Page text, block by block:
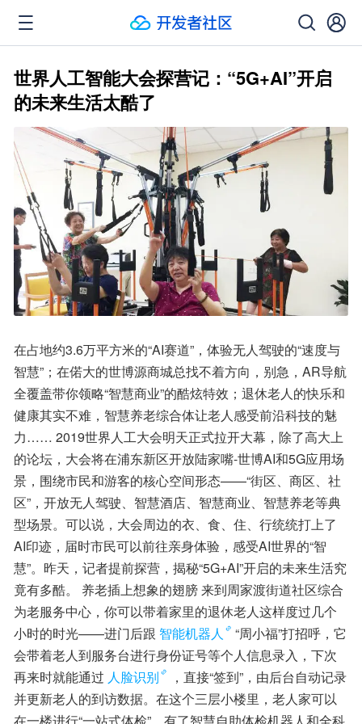
世界人工智能大会探营记：“5G+AI”开启
的未来生活太酷了
在占地约3.6万平方米的“AI赛道”，体验无人驾驶的“速度与
智慧”；在偌大的世博源商城总找不着方向，别急，AR导航
全覆盖带你领略“智慧商业”的酷炫特效；退休老人的快乐和
健康其实不难，智慧养老综合体让老人感受前沿科技的魅
力…… 2019世界人工大会明天正式拉开大幕，除了高大上
的论坛，大会将在浦东新区开放陆家嘴-世博AI和5G应用场
景，围绕市民和游客的核心空间形态——“街区、商区、社
区”，开放无人驾驶、智慧酒店、智慧商业、智慧养老等典
型场景。可以说，大会周边的衣、食、住、行统统打上了
AI印迹，届时市民可以前往亲身体验，感受AI世界的“智
慧”。昨天，记者提前探营，揭秘“5G+AI”开启的未来生活究
竟有多酷。 养老插上想象的翅膀 来到周家渡街道社区综合
为老服务中心，你可以带着家里的退休老人这样度过几个
小时的时光——进门后跟 智能机器人
“周小福”打招呼，它
会带着老人到服务台进行身份证号等个人信息录入，下次
再来时就能通过 人脸识别
，直接“签到”，由后台自动记录
并更新老人的到访数据。在这个三层小楼里，老人家可以